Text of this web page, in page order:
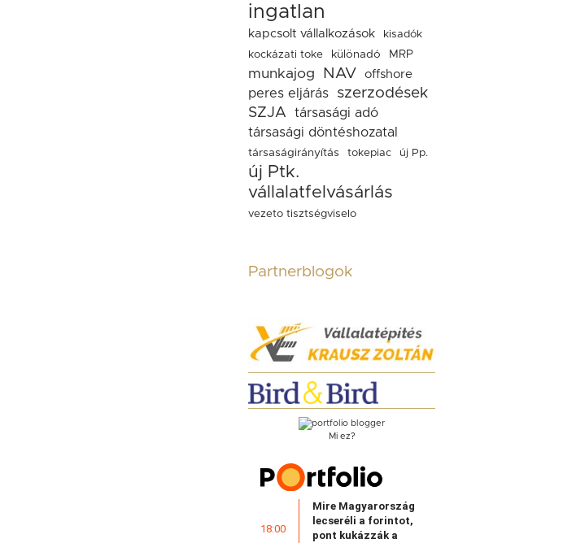
ingatlan
kapcsolt vállalkozások
kisadók
kockázati toke
különadó MRP
munkajog NAV offshore
peres eljárás
szerzodések
SZJA
társasági adó
társasági döntéshozatal
társaságirányítás tokepiac új Pp.
új Ptk.
vállalatfelvásárlás
vezeto tisztségviselo
Partnerblogok
Mi ez?
18:00
Mire Magyarország
lecseréli a forintot,
pont kukázzák a